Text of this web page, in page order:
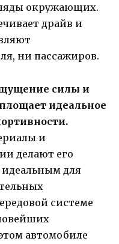
окружающих.
драйв и
ни пассажиров.
силы и
идеальное
и
делают его
идеальным для
системе
автомобиле